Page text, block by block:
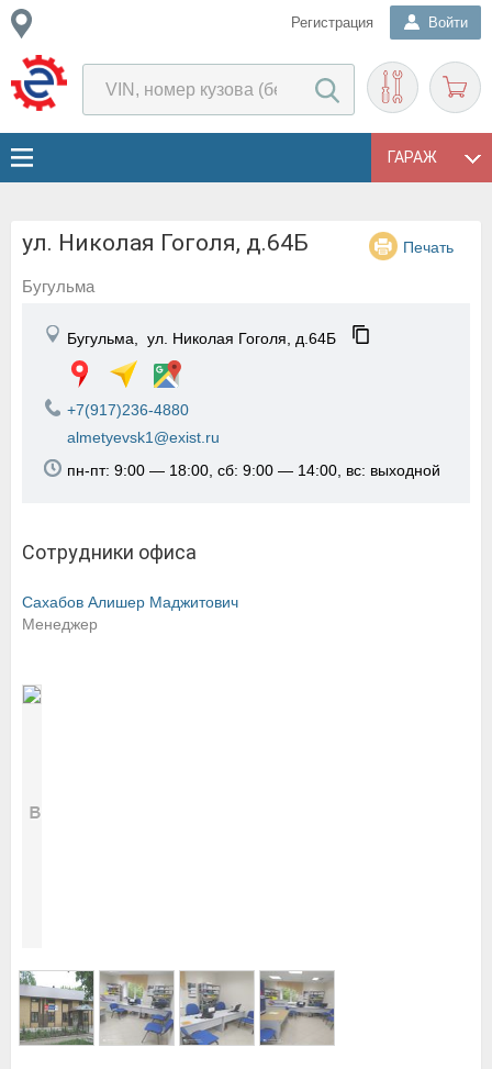
Регистрация Войти
ГАРАЖ
ул. Николая Гоголя, д.64Б Печать
Бугульма
Бугульма, ул. Николая Гоголя, д.64Б
+7(917)236-4880
almetyevsk1@exist.ru
пн-пт: 9:00 — 18:00, сб: 9:00 — 14:00, вс: выходной
Сотрудники офиса
Сахабов Алишер Маджитович
Менеджер